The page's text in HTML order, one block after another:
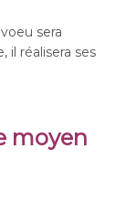
sera
il réalisera ses
moyen